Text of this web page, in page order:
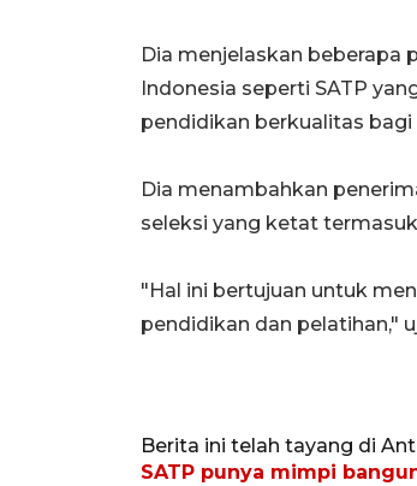
Dia menjelaskan beberapa
Indonesia seperti SATP
pendidikan berkualitas bagi
Dia menambahkan
seleksi yang ketat
"Hal ini bertujuan untuk
pendidikan dan pelatihan,"
Berita ini telah tayang di
SATP punya mimpi